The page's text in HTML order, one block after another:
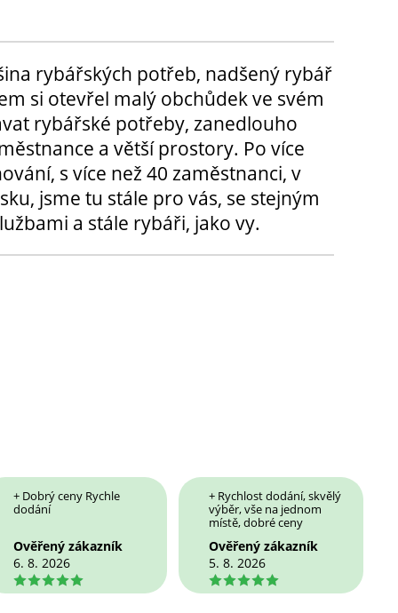
rybářských potřeb, nadšený rybář
si otevřel malý obchůdek ve svém
rybářské potřeby, zanedlouho
a větší prostory. Po více
s více než 40 zaměstnanci, v
jsme tu stále pro vás, se stejným
a stále rybáři, jako vy.
+ Dobrý ceny Rychle
dodání
Ověřený zákazník
6. 8. 2026
5
+ Rychlost dodání, skvělý
výběr, vše na jednom
místě, dobré ceny
Ověřený zákazník
5. 8. 2026
5